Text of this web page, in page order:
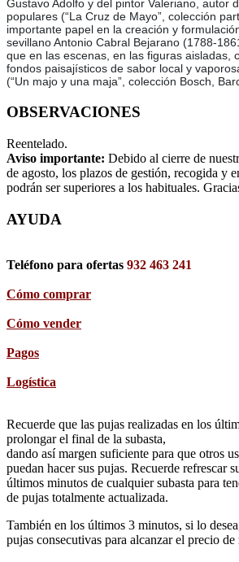
Gustavo Adolfo y del pintor Valeriano, autor
populares (“La Cruz de Mayo”, colección
importante papel en la creación y
sevillano Antonio Cabral Bejarano (1788-
que en las escenas, en las figuras aisladas,
fondos paisajísticos de sabor local y
(“Un majo y una maja”, colección Bosch,
OBSERVACIONES
Reentelado.
Aviso importante: Debido al cierre de
de agosto, los plazos de gestión, recogida y
podrán ser superiores a los habituales.
AYUDA
Teléfono para ofertas 932 463 241
Cómo comprar
Cómo vender
Pagos
Logística
Recuerde que las pujas realizadas en los
prolongar el final de la subasta,
dando así margen suficiente para que otros
puedan hacer sus pujas. Recuerde refrescar
últimos minutos de cualquier subasta para
de pujas totalmente actualizada.
También en los últimos 3 minutos, si lo
pujas consecutivas para alcanzar el precio de